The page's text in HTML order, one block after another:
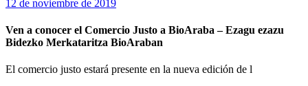
12 de noviembre de 2019
Ven a conocer el Comercio Justo a BioAraba – Ezagu ezazu
Bidezko Merkataritza BioAraban
El comercio justo estará presente en la nueva edición de l